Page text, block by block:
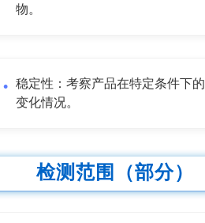
物。
稳定性：考察产品在特定条件下
变化情况。
检测范围（部分）